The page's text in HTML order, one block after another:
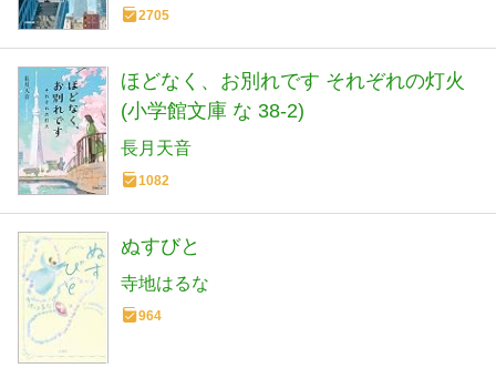
2705
ほどなく、お別れです それぞれの灯火
(小学館文庫 な 38-2)
長月天音
1082
ぬすびと
寺地はるな
964